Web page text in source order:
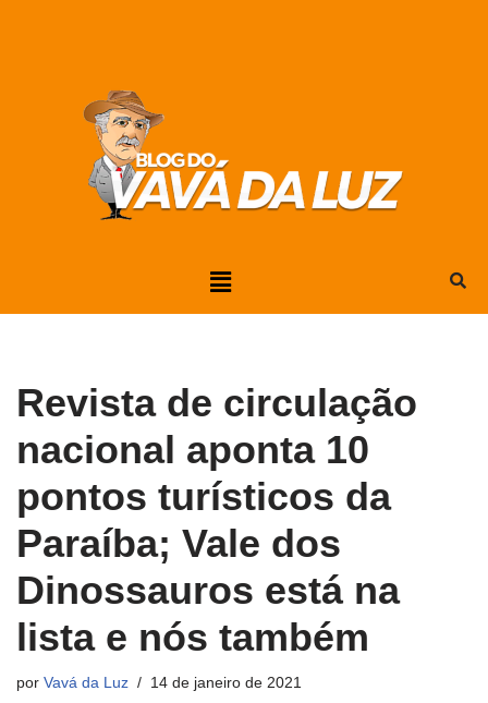
Revista de circulação
nacional aponta 10
pontos turísticos da
Paraíba; Vale dos
Dinossauros está na
lista e nós também
por Vavá da Luz 14 de janeiro de 2021